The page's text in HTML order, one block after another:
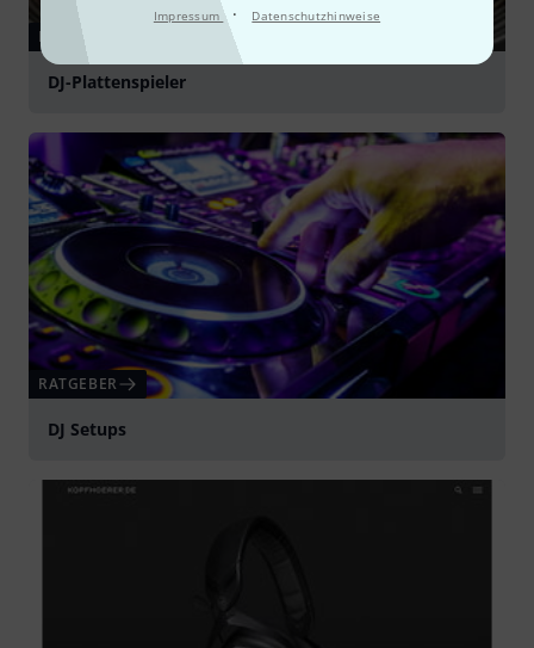
Impressum · Datenschutzhinweise
RATGEBER
DJ-Plattenspieler
RATGEBER
DJ Setups